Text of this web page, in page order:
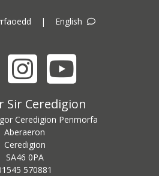
| English
InstagramYouTube
Sir Ceredigion
Ceredigion Penmorfa
Aberaeron
Ceredigion
SA46 0PA
centre phone number
570881